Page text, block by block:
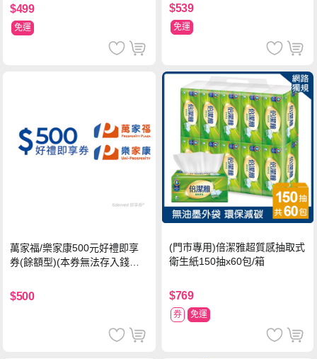
$499
免運
$539
免運
萬家福/樂家康500元好禮即享
券(餘額型)(本券無法存入錢包
$500
(門市專用)倍潔雅超質感抽取式
衛生紙150抽x60包/箱
$769
券 免運